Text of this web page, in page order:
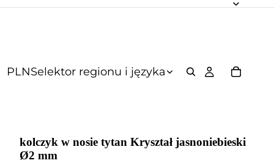
PLNSelektor regionu i języka
kolczyk w nosie tytan Kryształ jasnoniebieski
Ø2 mm